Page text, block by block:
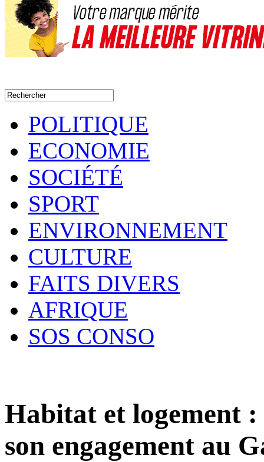
POLITIQUE
ECONOMIE
SOCIÉTÉ
SPORT
ENVIRONNEMENT
CULTURE
FAITS DIVERS
AFRIQUE
SOS CONSO
Habitat et logement
son engagement au